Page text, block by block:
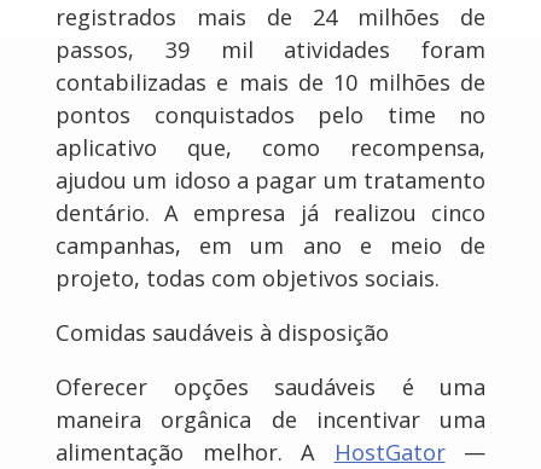
registrados mais de 24 milhões de
passos, 39 mil atividades foram
contabilizadas e mais de 10 milhões de
pontos conquistados pelo time no
aplicativo que, como recompensa,
ajudou um idoso a pagar um tratamento
dentário. A empresa já realizou cinco
campanhas, em um ano e meio de
projeto, todas com objetivos sociais.
Comidas saudáveis à disposição
Oferecer opções saudáveis é uma
maneira orgânica de incentivar uma
alimentação melhor. A
HostGator—